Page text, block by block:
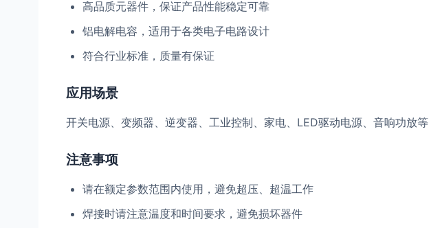
高品质元器件，保证产品性能稳定可靠
铝电解电容，适用于各类电子电路设计
符合行业标准，质量有保证
应用场景
开关电源、变频器、逆变器、工业控制、家电、LED驱动电源、音响功放等
注意事项
请在额定参数范围内使用，避免超压、超温工作
焊接时请注意温度和时间要求，避免损坏器件